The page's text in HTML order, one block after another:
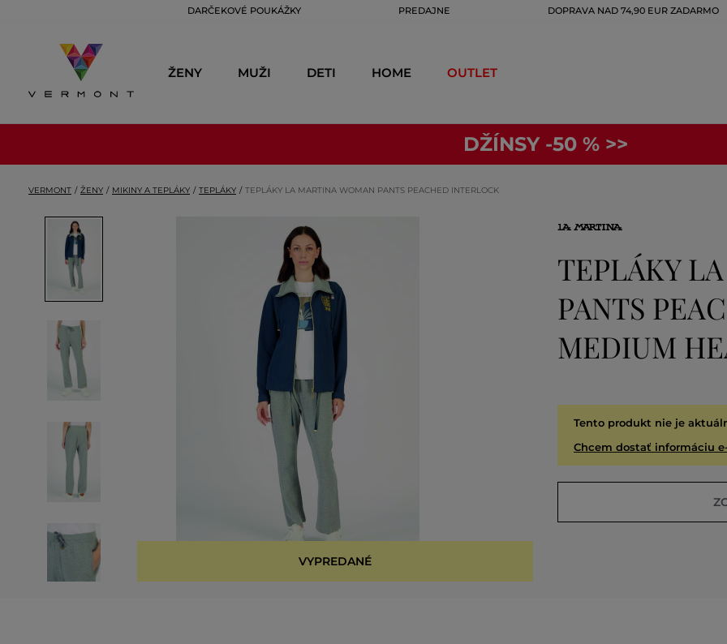
DARČEKOVÉ POUKÁŽKY PREDAJNE DOPRAVA NAD 74,90 EUR ZADARMO
ŽENY MUŽI DETI HOME OUTLET
DŽÍNSY -50 % >>
VERMONT ŽENY MIKINY A TEPLÁKY TEPLÁKY TEPLÁKY LA MARTINA WOMAN PANTS PEACHED INTERLOCK
VYPREDANÉ
TEPLÁKY
PANTS
MEDIUM
Tento produkt nie je
Chcem dostať informáciu